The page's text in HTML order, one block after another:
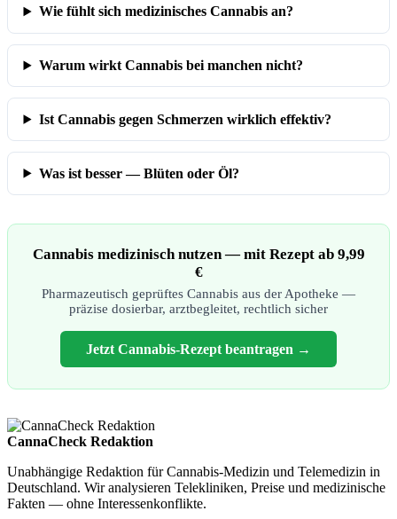
Wie fühlt sich medizinisches Cannabis an?
Warum wirkt Cannabis bei manchen nicht?
Ist Cannabis gegen Schmerzen wirklich effektiv?
Was ist besser — Blüten oder Öl?
Cannabis medizinisch nutzen — mit Rezept ab 9,99
€
Pharmazeutisch geprüftes Cannabis aus der Apotheke —
präzise dosierbar, arztbegleitet, rechtlich sicher
Jetzt Cannabis-Rezept beantragen →
CannaCheck Redaktion
Unabhängige Redaktion für Cannabis-Medizin und Telemedizin in
Deutschland. Wir analysieren Telekliniken, Preise und medizinische
Fakten — ohne Interessenkonflikte.